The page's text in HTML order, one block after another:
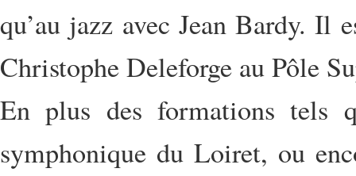
qu’au jazz avec Jean Bardy. Il
Christophe Deleforge au Pôle
En plus des formations tels
symphonique du Loiret, ou